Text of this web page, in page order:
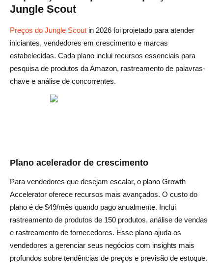
Jungle Scout
Preços do Jungle Scout in 2026 foi projetado para atender
iniciantes, vendedores em crescimento e marcas
estabelecidas. Cada plano inclui recursos essenciais para
pesquisa de produtos da Amazon, rastreamento de palavras-
chave e análise de concorrentes.
Plano acelerador de crescimento
Para vendedores que desejam escalar, o plano Growth
Accelerator oferece recursos mais avançados. O custo do
plano é de $49/mês quando pago anualmente. Inclui
rastreamento de produtos de 150 produtos, análise de vendas
e rastreamento de fornecedores. Esse plano ajuda os
vendedores a gerenciar seus negócios com insights mais
profundos sobre tendências de preços e previsão de estoque.